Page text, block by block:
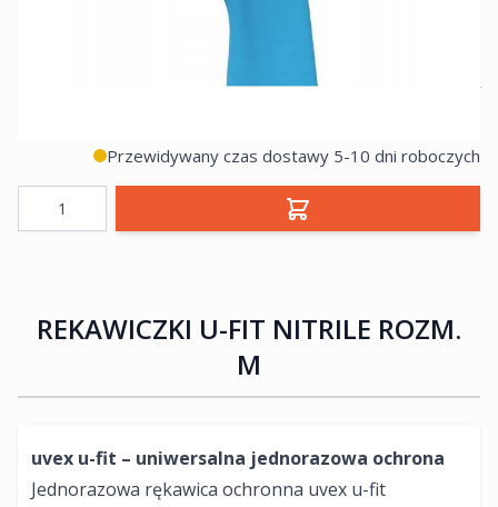
Przewidywany czas dostawy 5-10 dni roboczych
REKAWICZKI U-FIT NITRILE ROZM.
M
uvex u-fit – uniwersalna jednorazowa ochrona
Jednorazowa rękawica ochronna uvex u-fit